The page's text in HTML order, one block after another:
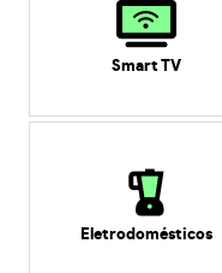
Smart TV
Eletrodomésticos